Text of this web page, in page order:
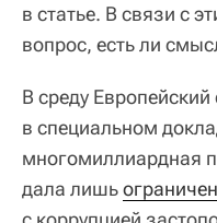
в статье. В связи с
вопрос, есть ли
В среду Европейский
в специальном
многомиллиардная
дала лишь